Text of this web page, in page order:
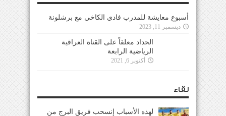
أسبوع معايشة للمدرب فادي الكاخي مع برشلونة
ديسمبر 11, 2023
الحداد معلقاً على القناة العراقية
الرياضية الرابعة
أكتوبر 6, 2021
لقاء
لهذه الأسباب إنسحب فريق البرج من